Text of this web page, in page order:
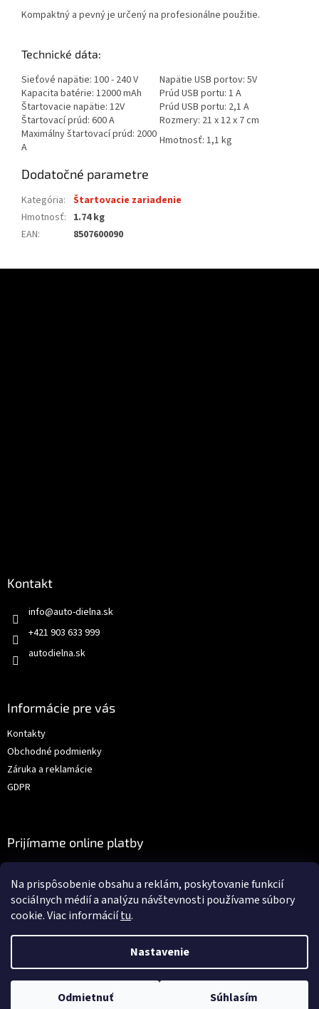
Na prispôsobenie obsahu a reklám, poskytovanie funkcií
sociálnych médií a analýzu návštevnosti používame súbory
cookie. Viac informáciítu.
Nastavenie
Odmietnuť Súhlasím
Kompaktný a pevný je určený na profesionálne použitie.
Technické dáta:
Sieťové napätie: 100 - 240 V Napätie USB portov: 5V
Kapacita batérie: 12000 mAh Prúd USB portu: 1 A
Štartovacie napätie: 12V Prúd USB portu: 2,1 A
Štartovací prúd: 600 A Rozmery: 21 x 12 x 7 cm
Maximálny štartovací prúd: 2000
A
Hmotnosť: 1,1 kg
Dodatočné parametre
Kategória: Štartovacie zariadenie
Hmotnosť: 1.74 kg
EAN: 8507600090
Kontakt
info@auto-dielna.sk
+421 903 633 999
autodielna.sk
Informácie pre vás
Kontakty
Obchodné podmienky
Záruka a reklamácie
GDPR
Prijímame online platby
Copyright 2026Auto-dielna.sk. Všetky práva vyhradené.Upraviť